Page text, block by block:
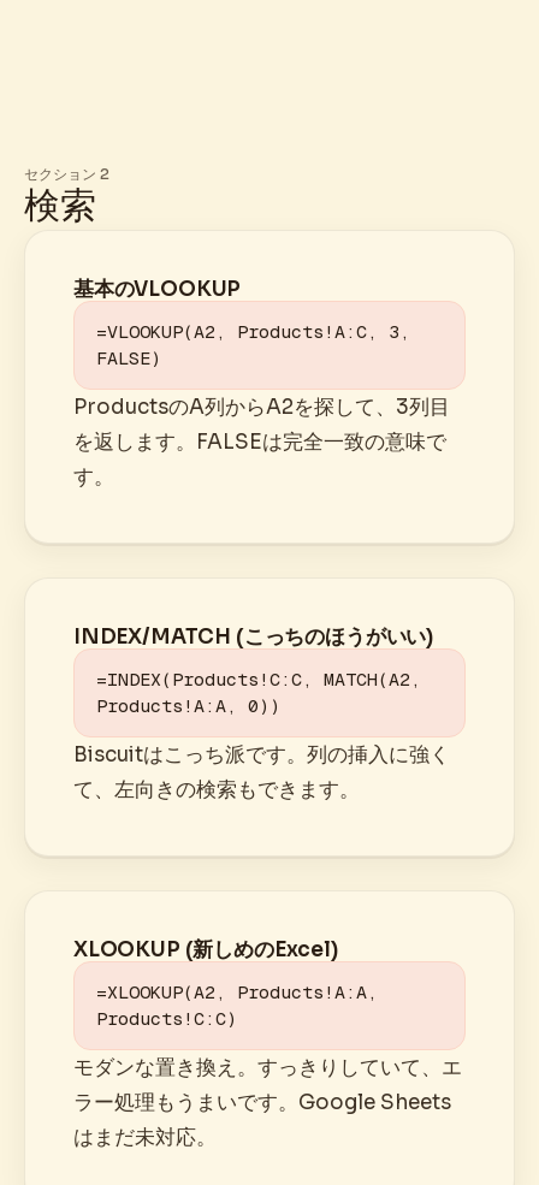
セクション 2
検索
基本のVLOOKUP
=VLOOKUP(A2, Products!A:C, 3,
FALSE)
ProductsのA列からA2を探して、3列目
を返します。FALSEは完全一致の意味で
す。
INDEX/MATCH (こっちのほうがいい)
=INDEX(Products!C:C, MATCH(A2,
Products!A:A, 0))
Biscuitはこっち派です。列の挿入に強く
て、左向きの検索もできます。
XLOOKUP (新しめのExcel)
=XLOOKUP(A2, Products!A:A,
Products!C:C)
モダンな置き換え。すっきりしていて、エ
ラー処理もうまいです。Google Sheets
はまだ未対応。